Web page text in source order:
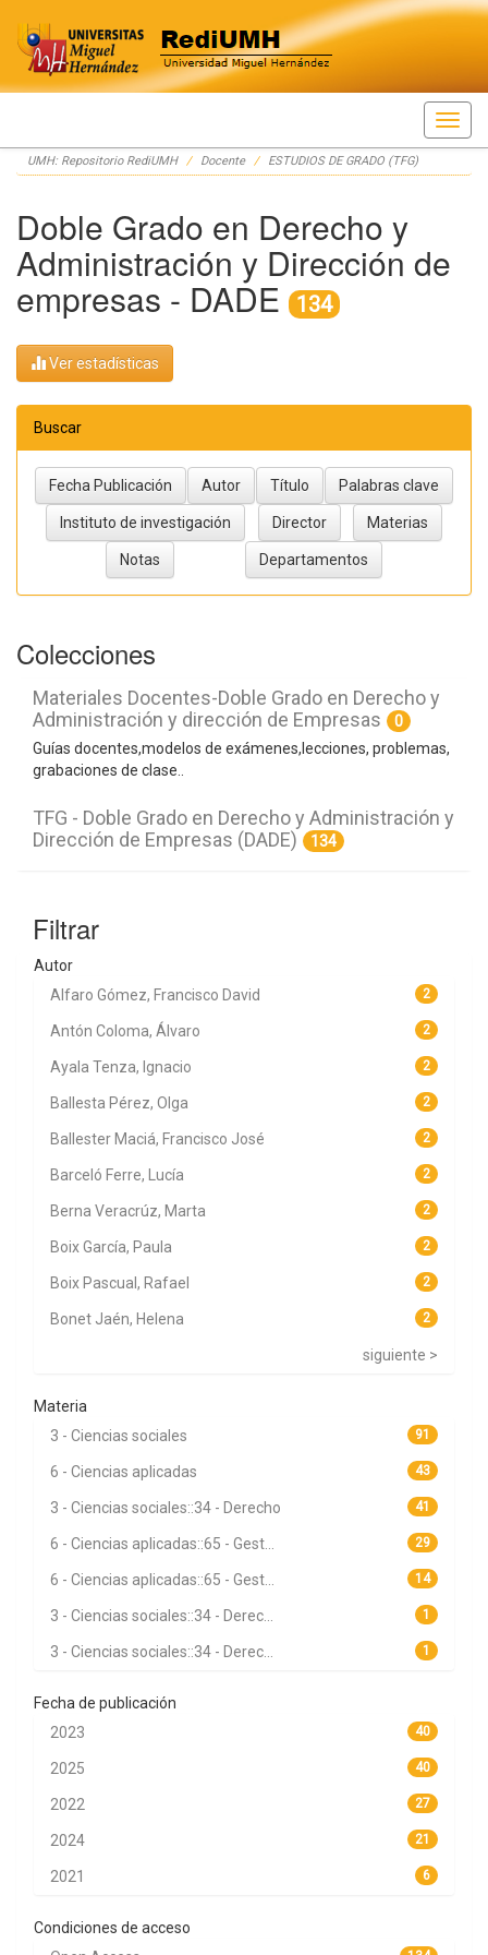
Skip
navigation
UMH: Repositorio RediUMH Docente ESTUDIOS DE GRADO (TFG)
Doble Grado en Derecho y
Administración y Dirección de
empresas - DADE 134
Ver estadísticas
Buscar
Colecciones
Materiales Docentes-Doble Grado en Derecho y
Administración y dirección de Empresas
0
Guías docentes,modelos de exámenes,lecciones, problemas,
grabaciones de clase..
TFG - Doble Grado en Derecho y Administración y
Dirección de Empresas (DADE)
134
Filtrar
Autor
2
Alfaro Gómez, Francisco David
2
Antón Coloma, Álvaro
2
Ayala Tenza, Ignacio
2
Ballesta Pérez, Olga
2
Ballester Maciá, Francisco José
2
Barceló Ferre, Lucía
2
Berna Veracrúz, Marta
2
Boix García, Paula
2
Boix Pascual, Rafael
2
Bonet Jaén, Helena
siguiente >
Materia
91
3 - Ciencias sociales
43
6 - Ciencias aplicadas
41
3 - Ciencias sociales::34 - Derecho
29
6 - Ciencias aplicadas::65 - Gest...
14
6 - Ciencias aplicadas::65 - Gest...
1
3 - Ciencias sociales::34 - Derec...
1
3 - Ciencias sociales::34 - Derec...
Fecha de publicación
40
2023
40
2025
27
2022
21
2024
6
2021
Condiciones de acceso